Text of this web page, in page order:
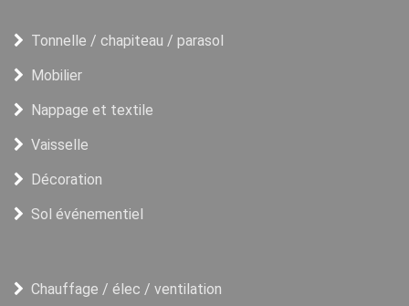
Tonnelle / chapiteau / parasol
Mobilier
Nappage et textile
Vaisselle
Décoration
Sol événementiel
Chauffage / élec / ventilation